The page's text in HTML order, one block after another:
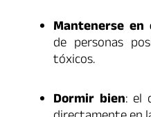
Mantenerse
de personas
tóxicos.
Dormir bien: el